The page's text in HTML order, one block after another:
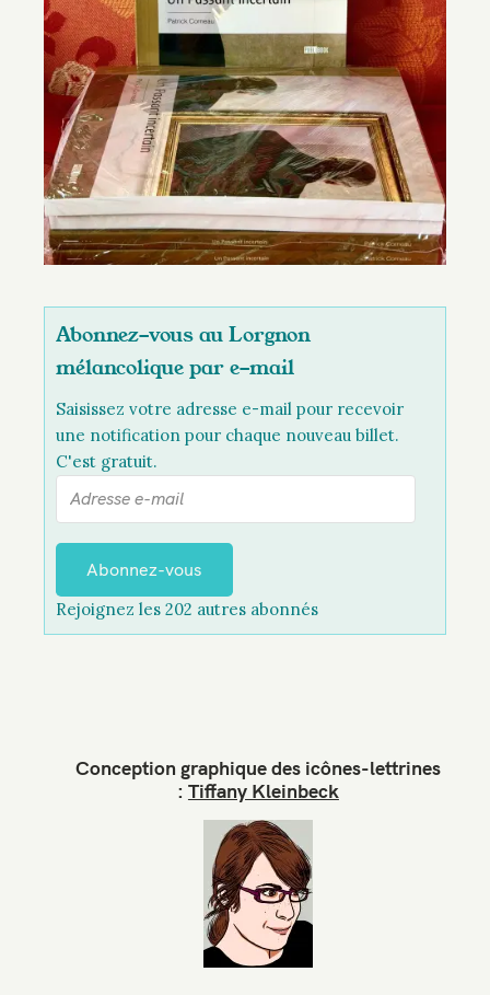
Abonnez-vous au Lorgnon
mélancolique par e-mail
Saisissez votre adresse e-mail pour recevoir
une notification pour chaque nouveau billet.
C'est gratuit.
r
s
s
Abonnez-vous
Rejoignez les 202 autres abonnés
Conception graphique des icônes-lettrines
: Tiffany Kleinbeck